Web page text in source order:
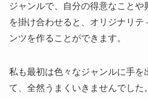
ジャンルで、自分の得意なことや
を掛け合わせると、オリジナリテ
ンツを作ることができます。
私も最初は色々なジャンルに手を
て、全然うまくいきませんでした